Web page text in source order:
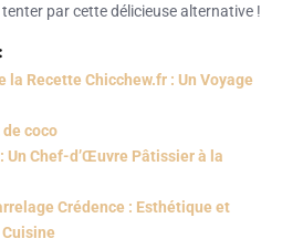
par cette délicieuse alternative !
la Recette Chicchew.fr : Un Voyage
coco
Un Chef-d’Œuvre Pâtissier à la
Crédence : Esthétique et